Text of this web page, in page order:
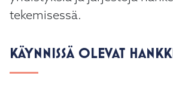
tekemisessä.
KÄYNNISSÄ OLEVAT